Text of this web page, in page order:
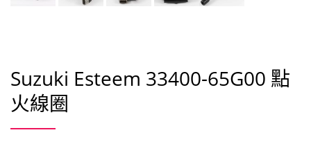
Suzuki Esteem 33400-65G00 點
火線圈